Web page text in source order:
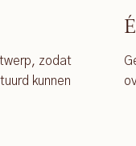
zodat
kunnen